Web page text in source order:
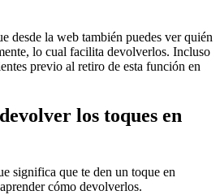
desde la web también puedes ver quién
lo cual facilita devolverlos. Incluso
previo al retiro de esta función en
los toques en
significa que te den un toque en
cómo devolverlos.